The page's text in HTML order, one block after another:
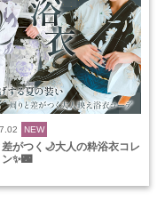
NEW
がつく🌙大人の粋浴衣コレ
✨🌃